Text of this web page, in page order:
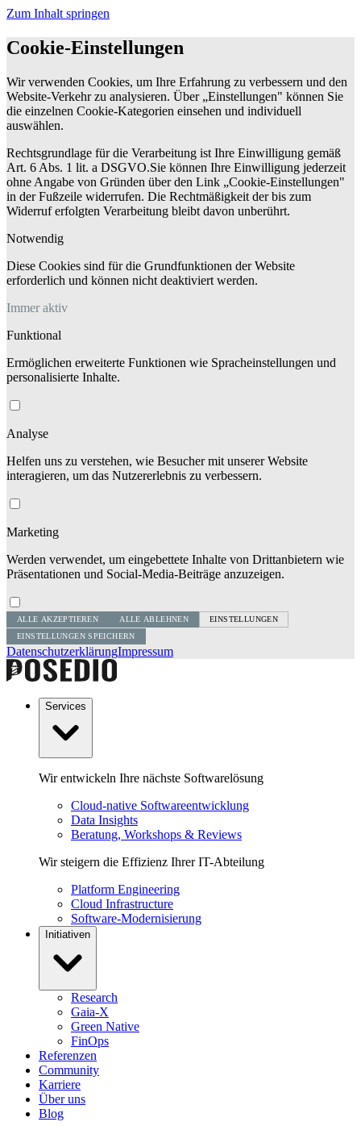
Zum Inhalt springen
Cookie-Einstellungen
Wir verwenden Cookies, um Ihre Erfahrung zu verbessern und den
Website-Verkehr zu analysieren. Über „Einstellungen" können Sie
die einzelnen Cookie-Kategorien einsehen und individuell
auswählen.
Rechtsgrundlage für die Verarbeitung ist Ihre Einwilligung gemäß
Art. 6 Abs. 1 lit. a DSGVO.Sie können Ihre Einwilligung jederzeit
ohne Angabe von Gründen über den Link „Cookie-Einstellungen"
in der Fußzeile widerrufen. Die Rechtmäßigkeit der bis zum
Widerruf erfolgten Verarbeitung bleibt davon unberührt.
Notwendig
Diese Cookies sind für die Grundfunktionen der Website
erforderlich und können nicht deaktiviert werden.
Immer aktiv
Funktional
Ermöglichen erweiterte Funktionen wie Spracheinstellungen und
personalisierte Inhalte.
Analyse
Helfen uns zu verstehen, wie Besucher mit unserer Website
interagieren, um das Nutzererlebnis zu verbessern.
Marketing
Werden verwendet, um eingebettete Inhalte von Drittanbietern wie
Präsentationen und Social-Media-Beiträge anzuzeigen.
ALLE AKZEPTIEREN ALLE ABLEHNEN EINSTELLUNGEN
EINSTELLUNGEN SPEICHERN
DatenschutzerklärungImpressum
Services
Wir entwickeln Ihre nächste Softwarelösung
Cloud-native Softwareentwicklung
Data Insights
Beratung, Workshops & Reviews
Wir steigern die Effizienz Ihrer IT-Abteilung
Platform Engineering
Cloud Infrastructure
Software-Modernisierung
Initiativen
Research
Gaia-X
Green Native
FinOps
Referenzen
Community
Karriere
Über uns
Blog